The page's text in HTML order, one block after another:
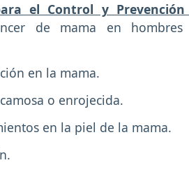
el Control y Prevención
de mama en hombres
en la mama.
o enrojecida.
en la piel de la mama.